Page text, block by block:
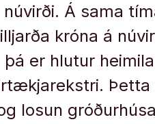
Á sama
króna á
er hlutur
Þetta
losun